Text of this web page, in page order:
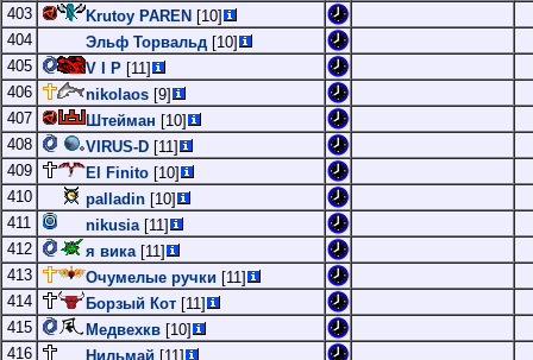
403
Krutoy PAREN [10]
404
Эльф Торвальд [10]
405
V I P [11]
406
nikolaos [9]
407
Штейман [10]
408
VIRUS-D [11]
409
El Finito [10]
410
palladin [10]
411
nikusia[11]
412
я вика[11]
413
Очумелые ручки [11]
414
Борзый Кот [11]
415
Медвехкв [10]
416
Нильмай [11]